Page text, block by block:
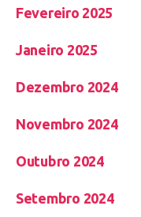
Fevereiro 2025
Janeiro 2025
Dezembro 2024
Novembro 2024
Outubro 2024
Setembro 2024